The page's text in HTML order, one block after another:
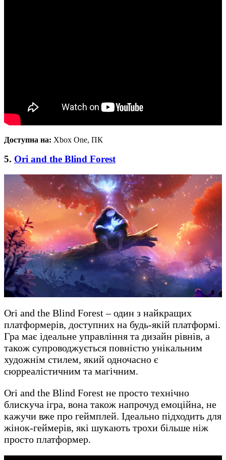
Доступна на: Xbox One, ПК
5. Ori and the Blind Forest
Ori and the Blind Forest – один з найкращих
платформерів, доступних на будь-якій платформі.
Гра має ідеальне управління та дизайн рівнів, а
також супроводжується повністю унікальним
художнім стилем, який одночасно є
сюрреалістичним та магічним.
Ori and the Blind Forest не просто технічно
блискуча ігра, вона також напрочуд емоційна, не
кажучи вже про геймплей. Ідеально підходить для
жінок-геймерів, які шукають трохи більше ніж
просто платформер.